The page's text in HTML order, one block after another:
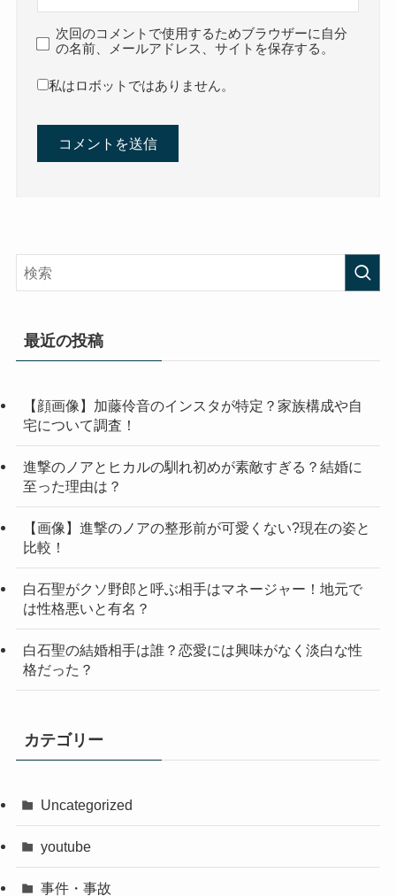
次回のコメントで使用するためブラウザーに自分
の名前、メールアドレス、サイトを保存する。
私はロボットではありません。
最近の投稿
【顔画像】加藤伶音のインスタが特定？家族構成や自
宅について調査！
進撃のノアとヒカルの馴れ初めが素敵すぎる？結婚に
至った理由は？
【画像】進撃のノアの整形前が可愛くない?現在の姿と
比較！
白石聖がクソ野郎と呼ぶ相手はマネージャー！地元で
は性格悪いと有名？
白石聖の結婚相手は誰？恋愛には興味がなく淡白な性
格だった？
カテゴリー
Uncategorized
youtube
事件・事故